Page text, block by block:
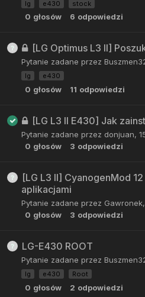
lg e430 stock
0 głosów 6 odpowiedzi
[LG Optimus L3 II]
Pytanie zadane przez
lg e430
0 głosów 11 odpowiedzi
[LG L3 II E430] Jak
Pytanie zadane przez donjuan,
0 głosów 3 odpowiedzi
[LG L3 II] CyanogenMod
aplikacjami
Pytanie zadane przez Gawronek,
0 głosów 3 odpowiedzi
LG-E430 ROOT
Pytanie zadane przez
lg e430 Root
0 głosów 2 odpowiedzi